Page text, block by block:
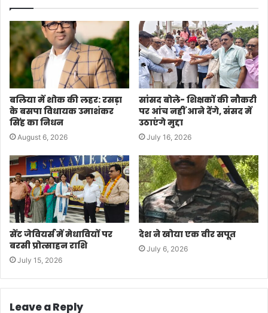
बलिया में शोक की लहर: रसड़ा
के बसपा विधायक उमाशंकर
सिंह का निधन
August 6, 2026
सांसद बोले- शिक्षकों की नौकरी
पर आंच नहीं आने देंगे, संसद में
उठाएंगे मुद्दा
July 16, 2026
सेंट जेवियर्स में मेधावियों पर
बरसी प्रोत्साहन राशि
July 15, 2026
देश ने खोया एक वीर सपूत
July 6, 2026
Leave a Reply